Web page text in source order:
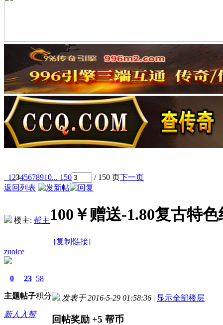
1 2345678910... 150 / 150 页下一页
返回列表
楼主: 帮主100￥赠送-1.80复古特
[复制链接]
zuoice
0
主题
23
帖子
58
积分
新人入帮
发表于 2016-5-29 01:58:36 | 显示全部楼层
回帖奖励 +5 帮币